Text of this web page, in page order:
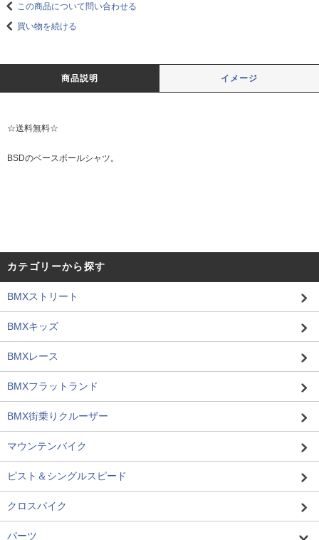
この商品について問い合わせる
買い物を続ける
商品説明 イメージ
☆送料無料☆
BSDのベースボールシャツ。
カテゴリーから探す
BMXストリート
BMXキッズ
BMXレース
BMXフラットランド
BMX街乗りクルーザー
マウンテンバイク
ピスト＆シングルスピード
クロスバイク
パーツ